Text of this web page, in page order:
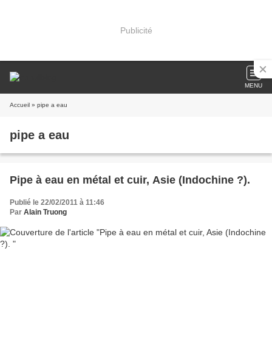
Publicité
MENU
Accueil » pipe a eau
pipe a eau
Pipe à eau en métal et cuir, Asie (Indochine ?).
Publié le 22/02/2011 à 11:46
Par Alain Truong